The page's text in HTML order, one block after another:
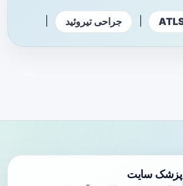
جراحی تیروئید
پزشک سایت